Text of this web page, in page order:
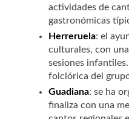
actividades de
gastronómicas
Herreruela: el
culturales, con
sesiones
folclórica del grupo
Guadiana: se ha
finaliza con una